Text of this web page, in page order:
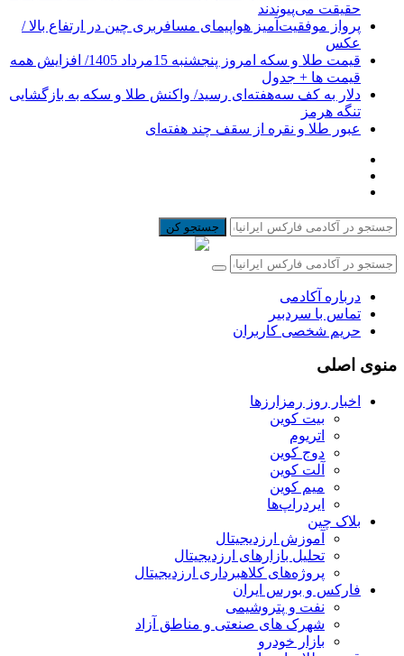
حقیقت می‌پیوندند
پرواز موفقیت‌آمیز هواپیمای مسافربری چین در ارتفاع بالا /
عکس
قیمت طلا و سکه امروز پنجشنبه 15مرداد 1405/ افزایش همه
قیمت ها + جدول
دلار به کف سه‌هفته‌ای رسید/ واکنش طلا و سکه به بازگشایی
تنگه هرمز
عبور طلا و نقره از سقف چند هفته‌ای
جستجو کن
درباره آکادمی
تماس با سردبیر
حریم شخصی کاربران
منوی اصلی
اخبار روز رمزارزها
بیت کوین
اتریوم
دوج کوین
آلت کوین
میم کوین‌
ایردراپ‌ها
بلاک چین
آموزش ارزدیجیتال
تحلیل بازارهای ارزدیجیتال
پروژه‌های کلاهبرداری ارزدیجیتال
فارکس و بورس ایران
نفت و پتروشیمی
شهرک های صنعتی و مناطق آزاد
بازار خودرو